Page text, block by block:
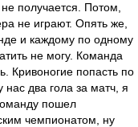
получается. Потом,
не играют. Опять же,
и каждому по одному
не могу. Команда
Кривоногие попасть по
нас два гола за матч, я
пошел
чемпионатом, ну